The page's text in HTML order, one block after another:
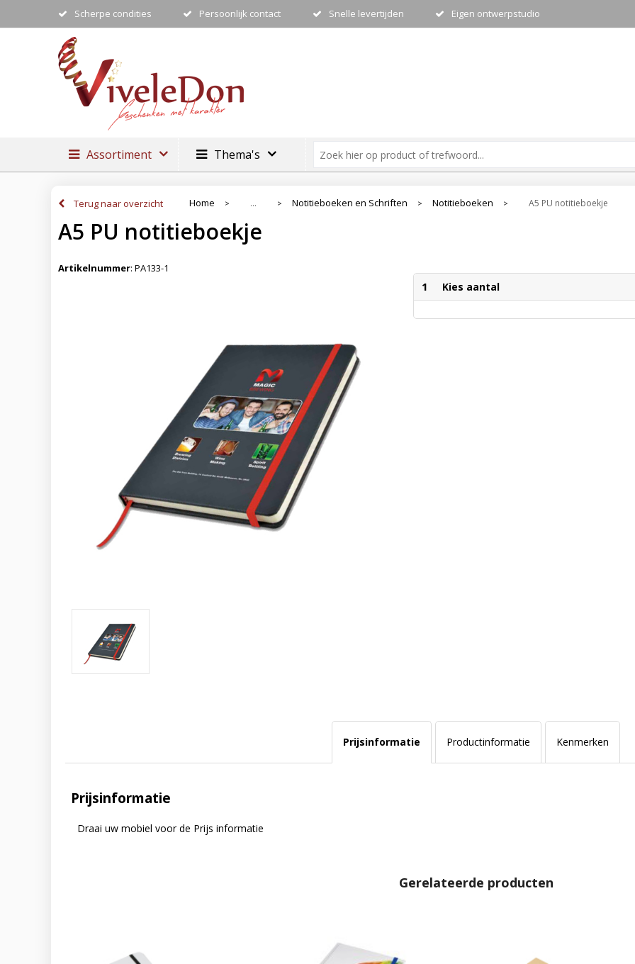
Scherpe condities Persoonlijk contact Snelle levertijden Eigen ontwerpstudio
Assortiment Thema's
Terug naar overzicht Home > ... > Notitieboeken en Schriften > Notitieboeken > A5 PU notitieboekje
A5 PU notitieboekje
Artikelnummer: PA133-1
1 Kies aantal
Prijsinformatie Productinformatie Kenmerken
Prijsinformatie
Draai uw mobiel voor de Prijs informatie
Gerelateerde producten